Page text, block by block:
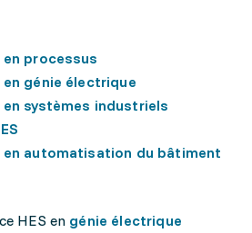
en processus
en génie électrique
en systèmes industriels
en automatisation du bâtiment
HES en génie électrique